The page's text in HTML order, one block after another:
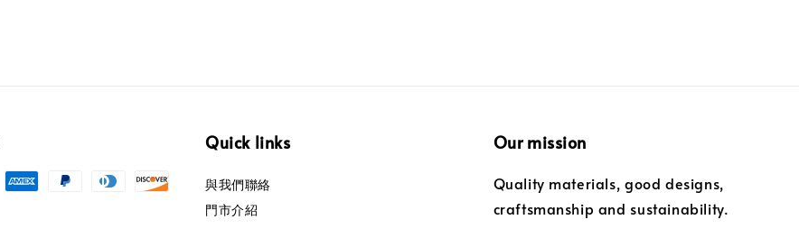
Quick links
與我們聯絡
門市介紹
Our mission
Quality materials, good designs,
craftsmanship and sustainability.